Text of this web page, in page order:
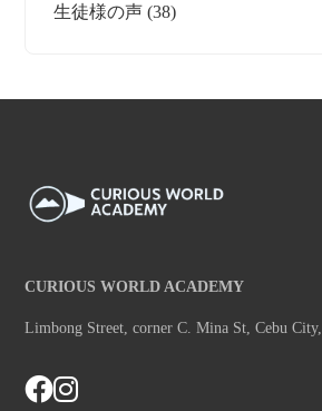
生徒様の声 (38)
CURIOUS WORLD ACADEMY
Limbong Street, corner C. Mina St, Cebu City,